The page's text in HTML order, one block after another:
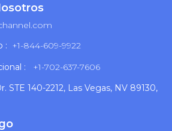
: +1-844-609-9922
:
+1-702-637-7606
STE 140-2212, Las Vegas, NV 89130,